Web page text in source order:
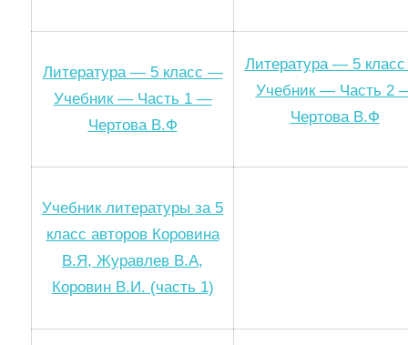
Литература — 5 класс —
Учебник — Часть 1 —
Чертова В.Ф
Литература — 5
Учебник — Часть 2
Чертова В.Ф
Учебник литературы за 5
класс авторов Коровина
В.Я, Журавлев В.А,
Коровин В.И. (часть 1)